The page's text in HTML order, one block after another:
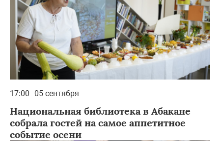
17:00 05 сентября
Национальная библиотека в Абакане
собрала гостей на самое аппетитное
событие осени